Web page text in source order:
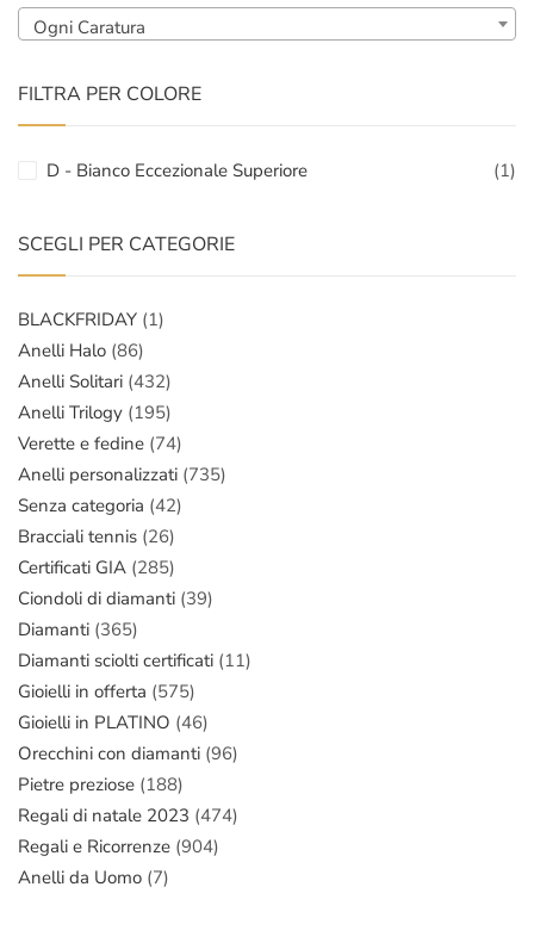
Ogni Caratura
FILTRA PER COLORE
D - Bianco Eccezionale Superiore (1)
SCEGLI PER CATEGORIE
BLACKFRIDAY (1)
Anelli Halo (86)
Anelli Solitari (432)
Anelli Trilogy (195)
Verette e fedine (74)
Anelli personalizzati (735)
Senza categoria (42)
Bracciali tennis (26)
Certificati GIA (285)
Ciondoli di diamanti (39)
Diamanti (365)
Diamanti sciolti certificati (11)
Gioielli in offerta (575)
Gioielli in PLATINO (46)
Orecchini con diamanti (96)
Pietre preziose (188)
Regali di natale 2023 (474)
Regali e Ricorrenze (904)
Anelli da Uomo (7)